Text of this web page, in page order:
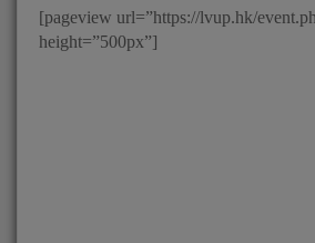
[pageview url=”https://lvup.hk/
height=”500px”]